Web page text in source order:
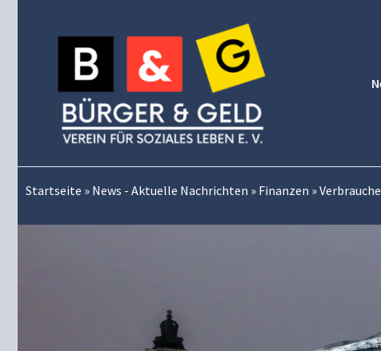
Startseite » News - Aktuelle Nachrichten » Finanzen »